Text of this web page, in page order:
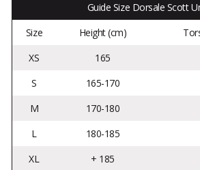
Guide Size Dorsale Scott
Size
Height (cm)
XS
165
S
165-170
M
170-180
L
180-185
XL
+ 185